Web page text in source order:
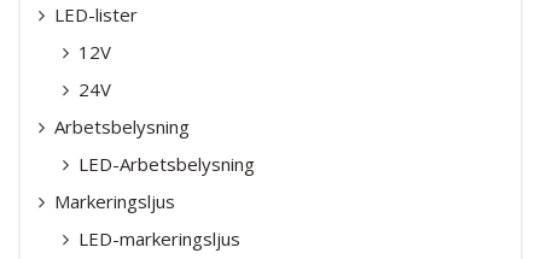
LED-lister
12V
24V
Arbetsbelysning
LED-Arbetsbelysning
Markeringsljus
LED-markeringsljus